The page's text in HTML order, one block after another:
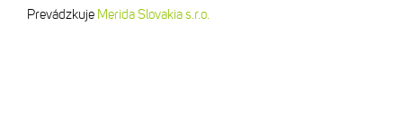
Prevádzkuje Merida Slovakia s.r.o.